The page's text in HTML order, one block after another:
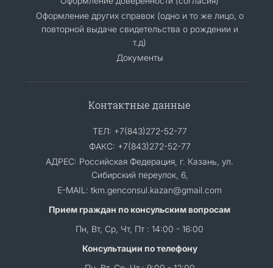
Оформление других справок (одно и то же лицо, о
повторной выдаче свидетельства о рождении и
т.д)
Документы
Контактные данные
ТЕЛ: +7(843)272-52-77
ФАКС: +7(843)272-52-77
АДРЕС: Российская Федерация, г. Казань, ул.
Сибирский переулок, 6,
E-MAIL: tkm.genconsul.kazan@gmail.com
Прием граждан по консульским вопросам
Пн, Вт, Ср, Чт, Пт : 14:00 - 16:00
Консультации по телефону